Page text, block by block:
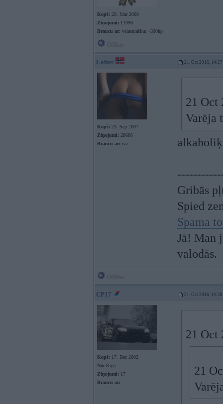
Kopš: 29. Mar 2009
Ziņojumi: 11096
Braucu ar: veļasmašīnu ~300hp
Lafter 21. Oct 2016, 14:27
Kopš: 23. Sep 2007
Ziņojumi: 28686
Braucu ar: wv
21 Oct
Varēja
Gribās
Spied
Spama
Jā! Man
valodās.
CP17 21. Oct 2016, 14:28
Kopš: 17. Dec 2002
No: Rīga
Ziņojumi: 17
Braucu ar:
21 Oct
21